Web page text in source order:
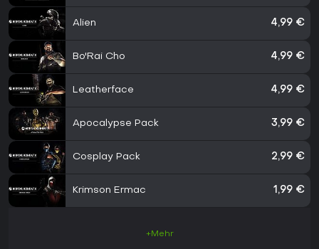
Alien 4,99 €
Bo'Rai Cho 4,99 €
Leatherface 4,99 €
Apocalypse Pack 3,99 €
Cosplay Pack 2,99 €
Krimson Ermac 1,99 €
+Mehr